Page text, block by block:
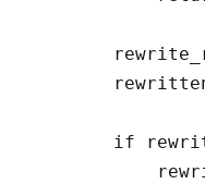
if